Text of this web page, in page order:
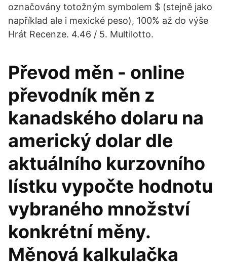
označovány totožným symbolem $ (stejně jako
například ale i mexické peso), 100% až do výše
Hrát Recenze. 4.46 / 5. Multilotto.
Převod měn - online
převodník měn z
kanadského dolaru na
americký dolar dle
aktuálního kurzovního
lístku vypočte hodnotu
vybraného množství
konkrétní měny.
Měnová kalkulačka